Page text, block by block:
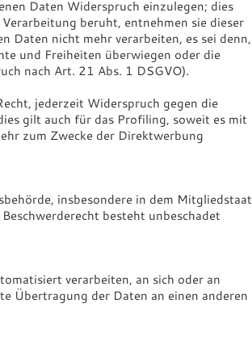
Daten Widerspruch einzulegen; dies
beruht, entnehmen sie dieser
Daten nicht mehr verarbeiten, es sei denn,
und Freiheiten überwiegen oder die
nach Art. 21 Abs. 1 DSGVO).
jederzeit Widerspruch gegen die
gilt auch für das Profiling, soweit es mit
zum Zwecke der Direktwerbung
insbesondere in dem Mitgliedstaat
besteht unbeschadet
verarbeiten, an sich oder an
Übertragung der Daten an einen anderen